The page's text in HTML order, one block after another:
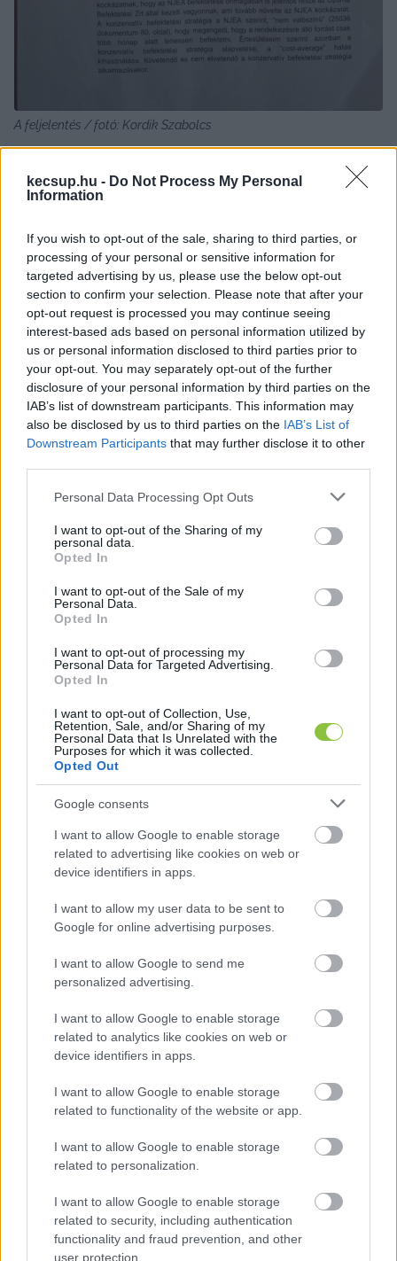
kecsup.hu - Do Not Process My Personal
Information
If you wish to opt-out of the sale, sharing to third parties, or
processing of your personal or sensitive information for
targeted advertising by us, please use the below opt-out
section to confirm your selection. Please note that after your
opt-out request is processed you may continue seeing
interest-based ads based on personal information utilized by
us or personal information disclosed to third parties prior to
your opt-out. You may separately opt-out of the further
disclosure of your personal information by third parties on the
IAB’s list of downstream participants. This information may
also be disclosed by us to third parties on the IAB’s List of
Downstream Participants that may further disclose it to other
Please note that this website/app uses one or more Google
not limited to your visit or usage behaviour. You may click to
grant or deny consent to Google and its third-party tags to
use your data for below specified purposes in below Google
consent section.
Personal Data Processing Opt Outs
I want to opt-out of the Sharing of my
personal data.
Opted In
I want to opt-out of the Sale of my
Personal Data.
Opted In
I want to opt-out of processing my
Personal Data for Targeted Advertising.
Opted In
I want to opt-out of Collection, Use,
Retention, Sale, and/or Sharing of my
Personal Data that Is Unrelated with the
Purposes for which it was collected.
Opted Out
Google consents
I want to allow Google to enable storage
related to advertising like cookies on web or
device identifiers in apps.
I want to allow my user data to be sent to
Google for online advertising purposes.
I want to allow Google to send me
personalized advertising.
I want to allow Google to enable storage
related to analytics like cookies on web or
device identifiers in apps.
I want to allow Google to enable storage
related to functionality of the website or app.
I want to allow Google to enable storage
related to personalization.
I want to allow Google to enable storage
related to security, including authentication
functionality and fraud prevention, and other
user protection.
A feljelentés / fotó: Kordik Szabolcs
Nem nyugodtak bele az NNI válaszába
rendőrség jogértelmezése és eljárása
„megalapozatlan, jogszabálysértő, és sérti a
büntetőeljárás alapelveit”.
Úgy vélik, a rendőrség tévesen értelmezi a
feljelentés fogalmát, amikor arra hivatkozik,
hogy a feljelentésnek új tényt vagy adatot
kell tartalmaznia és további büntetőeljárást
szükséges eredményeznie. Az MKKP szerint
ezek ugyanis olyan feltételek, amelyeket a
büntetőeljárási szabályok nem ismernek.
„A feljelentés jogi minőségét nem az határozza
meg, hogy a rendőrség nyit-e új ügyszámot vagy új
nyomozást, hanem az, hogy a közlés
bűncselekmény gyanújára vonatkozik-e. Az ilyen
közlése a hatóság mérlegelése alapján ‘feljelentés’
vagy ‘nem feljelentés’ lehet, attól függően, hogy a
hatóság adminisztratív ügykezelési döntése szerint
nyit-e új eljárást. Ez a jogértelmezés a törvényesség
büntetőeljárási garanciák kiüresítésére. A
törvényben nem szereplő szűkítést alkalmaz,
amely alkalmas arra, hogy az állampolgári
elvonja” – fejti ki a Kutya Párt.
Arra is kitérnek, hogy a rendőrség nem adott
ellenőrizhető indoklást arra, mit értenek az
alatt, hogy a feljelentés „azonos ténybeli
alapon” nyugszik.